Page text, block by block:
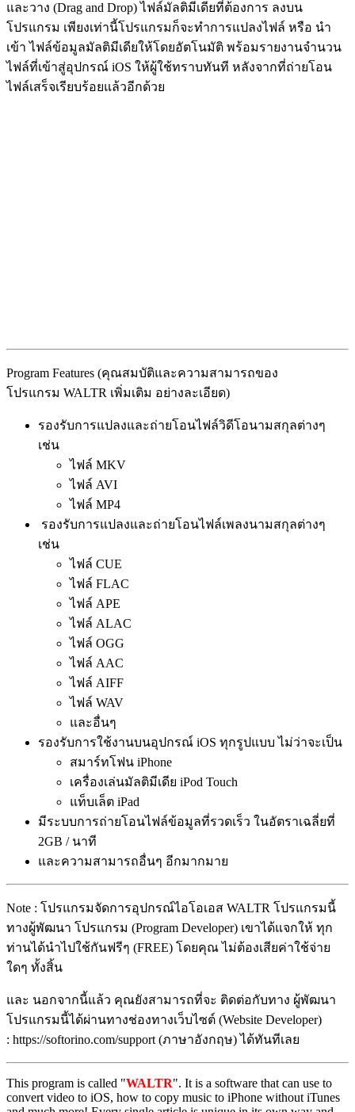
และวาง (Drag and Drop) ไฟล์มัลติมีเดียที่ต้องการ ลงบน
โปรแกรม เพียงเท่านี้โปรแกรมก็จะทำการแปลงไฟล์ หรือ นำ
เข้า ไฟล์ข้อมูลมัลติมีเดียให้โดยอัตโนมัติ พร้อมรายงานจำนวน
ไฟล์ที่เข้าสู่อุปกรณ์ iOS ให้ผู้ใช้ทราบทันที หลังจากที่ถ่ายโอน
ไฟล์เสร็จเรียบร้อยแล้วอีกด้วย
Program Features (คุณสมบัติและความสามารถของ
โปรแกรม WALTR เพิ่มเติม อย่างละเอียด)
รองรับการแปลงและถ่ายโอนไฟล์วิดีโอนามสกุลต่างๆ
เช่น
ไฟล์ MKV
ไฟล์ AVI
ไฟล์ MP4
รองรับการแปลงและถ่ายโอนไฟล์เพลงนามสกุลต่างๆ
เช่น
ไฟล์ CUE
ไฟล์ FLAC
ไฟล์ APE
ไฟล์ ALAC
ไฟล์ OGG
ไฟล์ AAC
ไฟล์ AIFF
ไฟล์ WAV
และอื่นๆ
รองรับการใช้งานบนอุปกรณ์ iOS ทุกรูปแบบ ไม่ว่าจะเป็น
สมาร์ทโฟน iPhone
เครื่องเล่นมัลติมีเดีย iPod Touch
แท็บเล็ต iPad
มีระบบการถ่ายโอนไฟล์ข้อมูลที่รวดเร็ว ในอัตราเฉลี่ยที่
2GB / นาที
และความสามารถอื่นๆ อีกมากมาย
Note : โปรแกรมจัดการอุปกรณ์ไอโอเอส WALTR โปรแกรมนี้
ทางผู้พัฒนา โปรแกรม (Program Developer) เขาได้แจกให้ ทุก
ท่านได้นำไปใช้กันฟรีๆ (FREE) โดยคุณ ไม่ต้องเสียค่าใช้จ่าย
ใดๆ ทั้งสิ้น
และ นอกจากนี้แล้ว คุณยังสามารถที่จะ ติดต่อกับทาง ผู้พัฒนา
โปรแกรมนี้ได้ผ่านทางช่องทางเว็บไซต์ (Website Developer)
: https://softorino.com/support (ภาษาอังกฤษ) ได้ทันทีเลย
This program is called "WALTR". It is a software that can use to
convert video to iOS, how to copy music to iPhone without iTunes